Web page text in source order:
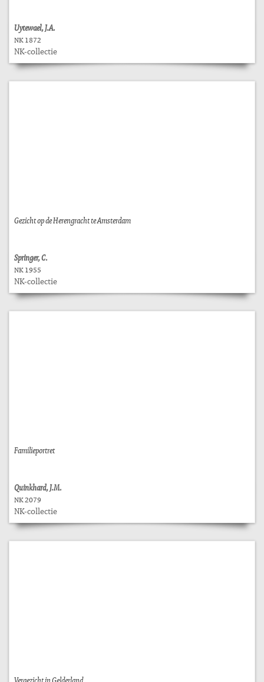
Uytewael, J.A.
NK 1872
NK-collectie
Gezicht op de Herengracht te Amsterdam
Springer, C.
NK 1955
NK-collectie
Familieportret
Quinkhard, J.M.
NK 2079
NK-collectie